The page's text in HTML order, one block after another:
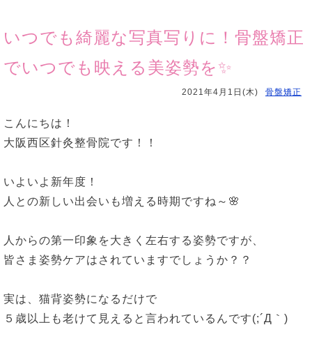
いつでも綺麗な写真写りに！骨盤矯正
でいつでも映える美姿勢を✨
2021年4月1日(木) 骨盤矯正
こんにちは！
大阪西区針灸整骨院です！！
いよいよ新年度！
人との新しい出会いも増える時期ですね～🌸
人からの第一印象を大きく左右する姿勢ですが、
皆さま姿勢ケアはされていますでしょうか？？
実は、猫背姿勢になるだけで
５歳以上も老けて見えると言われているんです(;´Д｀)